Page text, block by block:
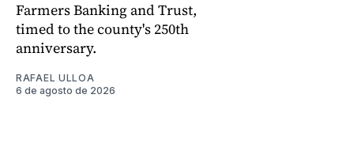
Farmers Banking and Trust,
timed to the county's 250th
anniversary.
RAFAEL ULLOA
6 de agosto de 2026